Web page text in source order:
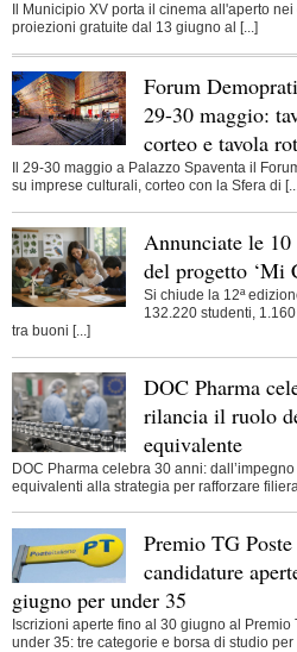
Il Municipio XV porta il cinema all'aperto
proiezioni gratuite dal 13 giugno al [...]
Forum
29-30 maggio:
corteo e tavola
Il 29-30 maggio a Palazzo Spaventa il
su imprese culturali, corteo con la Sfera di
Annunciate le
del progetto ‘Mi
Si chiude la 12ª
132.220 studenti,
tra buoni [...]
DOC Pharma
rilancia il ruolo
equivalente
DOC Pharma celebra 30 anni:
equivalenti alla strategia per rafforzare
Premio TG
candidature
giugno per under 35
Iscrizioni aperte fino al 30 giugno al Premio
under 35: tre categorie e borsa di studio per